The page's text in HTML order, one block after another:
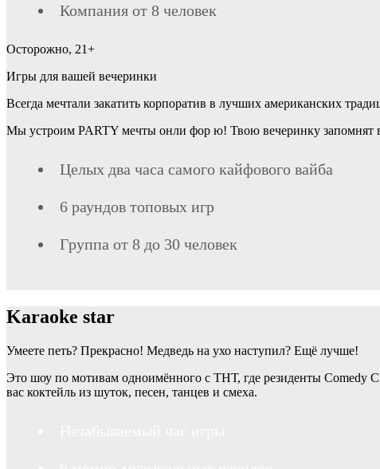
Компания от 8 человек
Осторожно, 21+
Игры для вашей вечеринки
Всегда мечтали закатить корпоратив в лучших американских
Мы устроим PARTY мечты онли фор ю! Твою вечеринку запомнят
Целых два часа самого кайфового вайба
6 раундов топовых игр
Группа от 8 до 30 человек
Karaoke star
Умеете петь? Прекрасно! Медведь на ухо наступил? Ещё лучше!
Это шоу по мотивам одноимённого с ТНТ, где резиденты
вас коктейль из шуток, песен, танцев и смеха.